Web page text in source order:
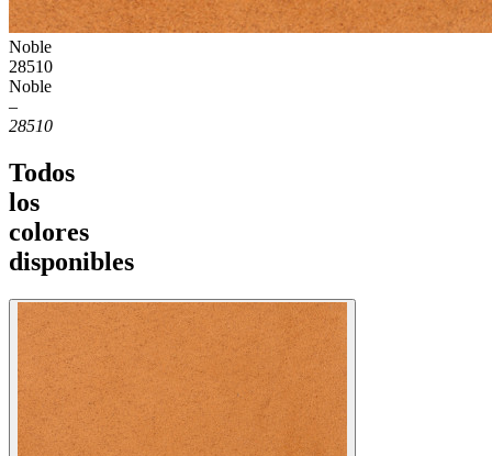
Noble
28510
Noble
–
28510
Todos
los
colores
disponibles